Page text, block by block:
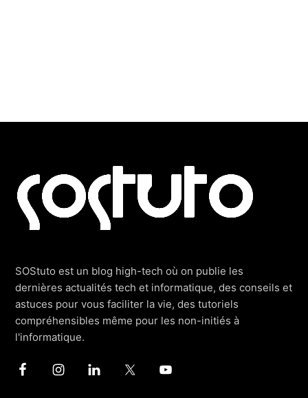
SOStuto est un blog high-tech où on publie les
dernières actualités tech et informatique, des conseils et
astuces pour vous faciliter la vie, des tutoriels
compréhensibles même pour les non-initiés à
l'informatique.